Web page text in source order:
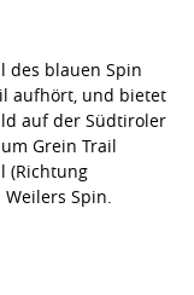
des blauen Spin
aufhört, und bietet
auf der Südtiroler
Grein Trail
(Richtung
Spin.